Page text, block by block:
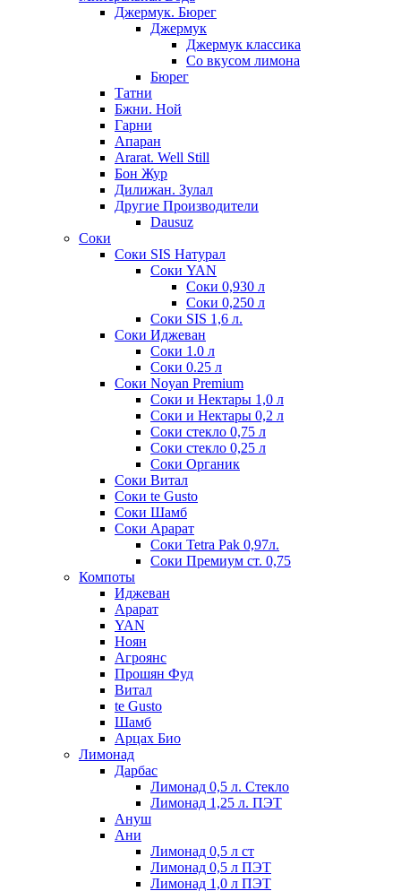
Джермук. Бюрег
Джермук
Джермук классика
Со вкусом лимона
Бюрег
Татни
Бжни. Ной
Гарни
Апаран
Ararat. Well Still
Бон Жур
Дилижан. Зулал
Другие Производители
Dausuz
Соки
Соки SIS Натурал
Соки YAN
Соки 0,930 л
Соки 0,250 л
Соки SIS 1,6 л.
Соки Иджеван
Соки 1.0 л
Соки 0.25 л
Соки Noyan Premium
Соки и Нектары 1,0 л
Соки и Нектары 0,2 л
Соки стекло 0,75 л
Соки стекло 0,25 л
Соки Органик
Соки Витал
Соки te Gusto
Соки Шамб
Соки Арарат
Соки Tetra Pak 0,97л.
Соки Премиум ст. 0,75
Компоты
Иджеван
Арарат
YAN
Ноян
Агроянс
Прошян Фуд
Витал
te Gusto
Шамб
Арцах Био
Лимонад
Дарбас
Лимонад 0,5 л. Стекло
Лимонад 1,25 л. ПЭТ
Ануш
Ани
Лимонад 0,5 л ст
Лимонад 0,5 л ПЭТ
Лимонад 1,0 л ПЭТ